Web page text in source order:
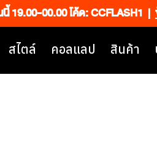
นี้ 19.00-00.00 โค้ด: CCFLASH1 |
สไตล์ คอลแลป สินค้า